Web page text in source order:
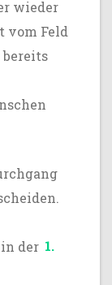
wieder
vom Feld
bereits
der 1.